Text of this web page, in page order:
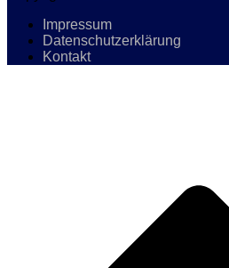
Impressum
Datenschutzerklärung
Kontakt